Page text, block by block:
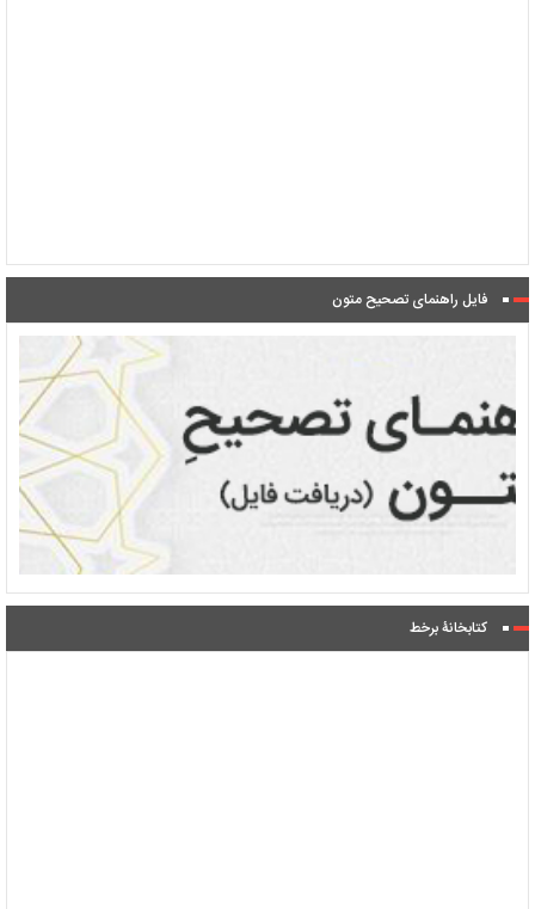
فایل راهنمای تصحیح متون
کتابخانۀ برخط